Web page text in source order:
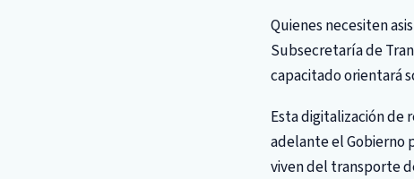
Quienes necesiten
Subsecretaría de
capacitado orientará
Esta digitalización de
adelante el Gobierno
viven del transporte